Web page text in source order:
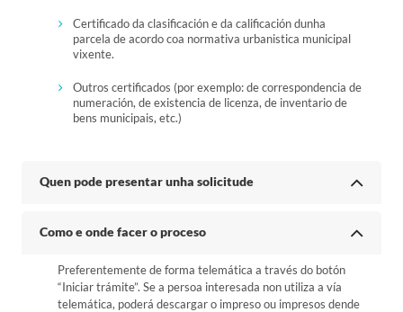
Certificado da clasificación e da calificación dunha
parcela de acordo coa normativa urbanistica municipal
vixente.
Outros certificados (por exemplo: de correspondencia de
numeración, de existencia de licenza, de inventario de
bens municipais, etc.)
Quen pode presentar unha solicitude
Como e onde facer o proceso
Preferentemente de forma telemática a través do botón
“Iniciar trámite”. Se a persoa interesada non utiliza a vía
telemática, poderá descargar o impreso ou impresos dende